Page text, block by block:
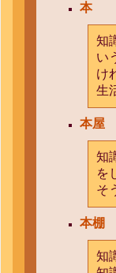
本
知
い
け
生
本屋
知
を
そ
本棚
知